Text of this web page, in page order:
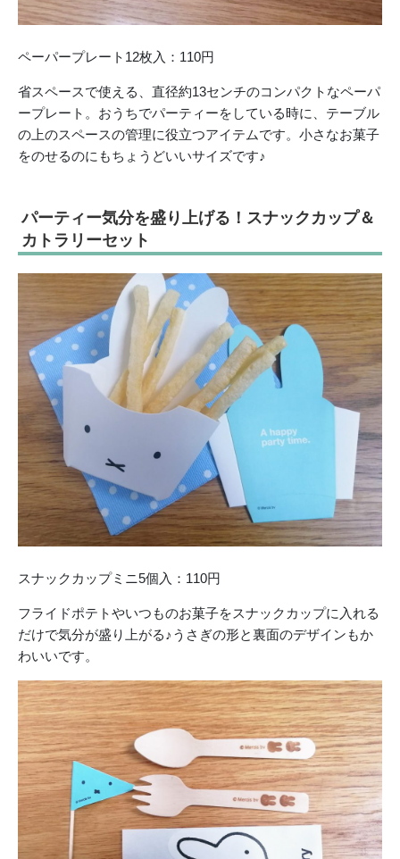
ペーパープレート12枚入：110円
省スペースで使える、直径約13センチのコンパクトなペーパ
ープレート。おうちでパーティーをしている時に、テーブル
の上のスペースの管理に役立つアイテムです。小さなお菓子
をのせるのにもちょうどいいサイズです♪
パーティー気分を盛り上げる！スナックカップ＆
カトラリーセット
スナックカップミニ5個入：110円
フライドポテトやいつものお菓子をスナックカップに入れる
だけで気分が盛り上がる♪うさぎの形と裏面のデザインもか
わいいです。